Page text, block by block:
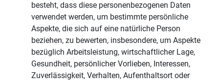
besteht, dass diese personenbezogenen Daten
verwendet werden, um bestimmte persönliche
Aspekte, die sich auf eine natürliche Person
beziehen, zu bewerten, insbesondere, um Aspekte
bezüglich Arbeitsleistung, wirtschaftlicher Lage,
Gesundheit, persönlicher Vorlieben, Interessen,
Zuverlässigkeit, Verhalten, Aufenthaltsort oder